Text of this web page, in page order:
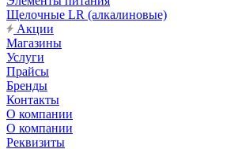
Щелочные LR (алкалиновые)
Акции
Магазины
Услуги
Прайсы
Бренды
Контакты
О компании
О компании
Реквизиты